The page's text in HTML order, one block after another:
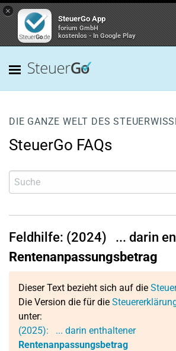
×
SteuerGo App
forium GmbH
kostenlos - In Google Play
DIE GANZE WELT DES
SteuerGo FAQs
Feldhilfe: (2024)
... darin
Rentenanpassungsbetrag
Dieser Text bezieht sich auf die
Die Version die für die
unter:
(2025):
... darin enthaltener
Rentenanpassungsbetrag